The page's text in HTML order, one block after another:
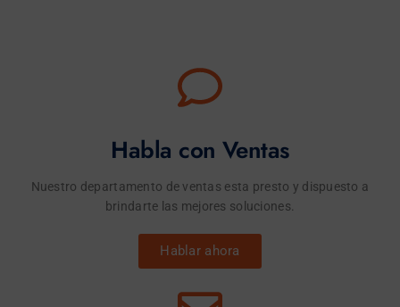
Habla con Ventas
Nuestro departamento de ventas esta presto y dispuesto a
brindarte las mejores soluciones.
Hablar ahora